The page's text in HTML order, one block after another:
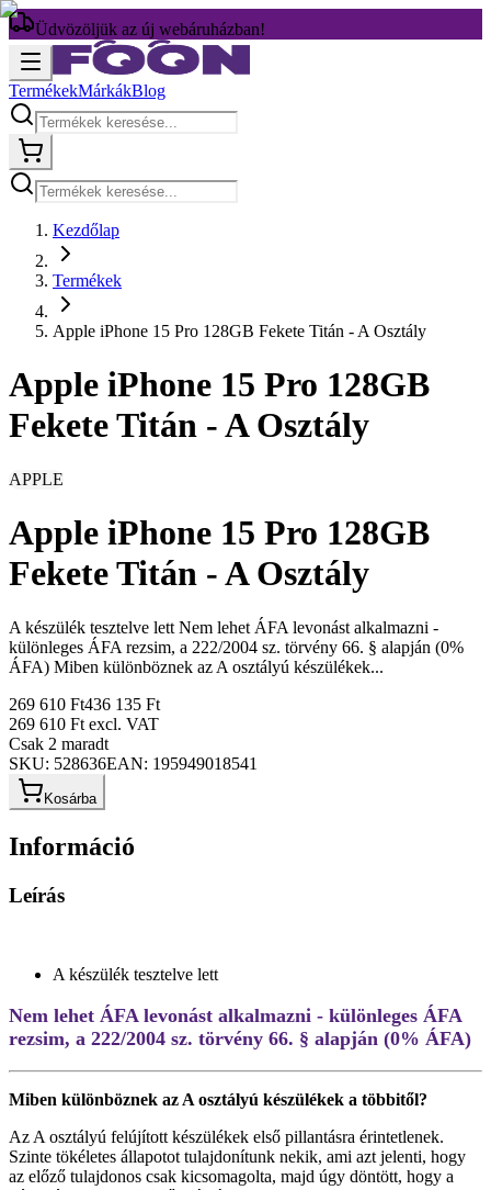
Üdvözöljük az új webáruházban!
TermékekMárkákBlog
Kezdőlap
Termékek
Apple iPhone 15 Pro 128GB Fekete Titán - A Osztály
Apple iPhone 15 Pro 128GB
Fekete Titán - A Osztály
APPLE
Apple iPhone 15 Pro 128GB
Fekete Titán - A Osztály
A készülék tesztelve lett Nem lehet ÁFA levonást alkalmazni -
különleges ÁFA rezsim, a 222/2004 sz. törvény 66. § alapján (0%
ÁFA) Miben különböznek az A osztályú készülékek...
269 610 Ft436 135 Ft
269 610 Ft excl. VAT
Csak 2 maradt
SKU: 528636EAN: 195949018541
Kosárba
Információ
Leírás
A készülék tesztelve lett
Nem lehet ÁFA levonást alkalmazni - különleges ÁFA
rezsim, a 222/2004 sz. törvény 66. § alapján (0% ÁFA)
Miben különböznek az A osztályú készülékek a többitől?
Az A osztályú felújított készülékek első pillantásra érintetlenek.
Szinte tökéletes állapotot tulajdonítunk nekik, ami azt jelenti, hogy
az előző tulajdonos csak kicsomagolta, majd úgy döntött, hogy a